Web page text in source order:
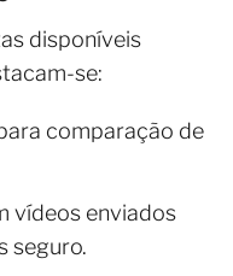
disponíveis
se:
comparação de
vídeos enviados
seguro.